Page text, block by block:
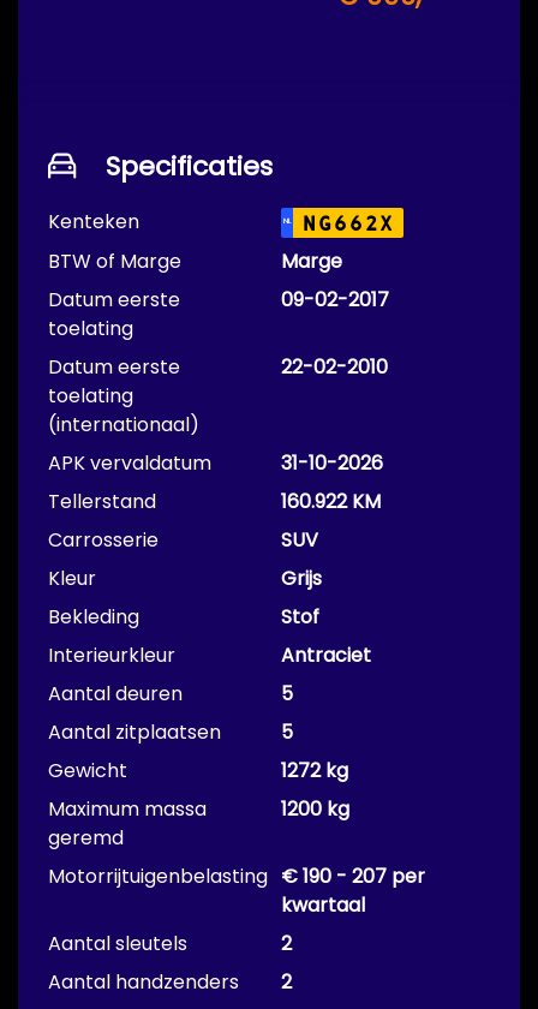
Specificaties
Kenteken NL NG662X
BTW of Marge
Marge
Datum eerste
toelating
09-02-2017
Datum eerste
toelating
(internationaal)
22-02-2010
APK vervaldatum
31-10-2026
Tellerstand
160.922 KM
Carrosserie
SUV
Kleur
Grijs
Bekleding
Stof
Interieurkleur
Antraciet
Aantal deuren
5
Aantal zitplaatsen
5
Gewicht
1272 kg
Maximum massa
geremd
1200 kg
Motorrijtuigenbelasting € 190 - 207 per
kwartaal
Aantal sleutels
2
Aantal handzenders
2